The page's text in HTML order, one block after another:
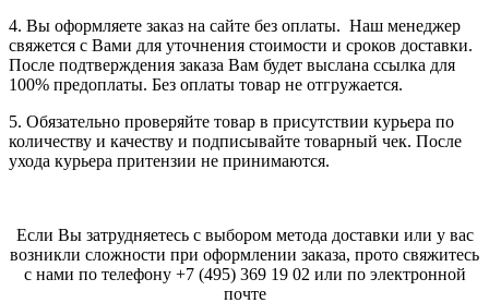
4. Вы оформляете заказ на сайте без оплаты. Наш менеджер
свяжется с Вами для уточнения стоимости и сроков доставки.
После подтверждения заказа Вам будет выслана ссылка для
100% предоплаты. Без оплаты товар не отгружается.
5. Обязательно проверяйте товар в присутствии курьера по
количеству и качеству и подписывайте товарный чек. После
ухода курьера притензии не принимаются.
Если Вы затрудняетесь с выбором метода доставки или у вас
возникли сложности при оформлении заказа, прото свяжитесь
с нами по телефону +7 (495) 369 19 02 или по электронной
почте